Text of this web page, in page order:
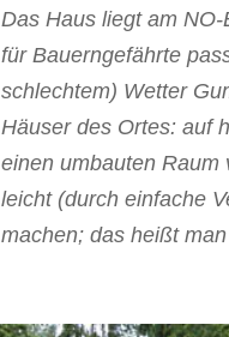
Das Haus liegt am
für Bauerngefährte
schlechtem) Wetter
Häuser des Ortes: auf
einen umbauten
leicht (durch einfache
machen; das heißt